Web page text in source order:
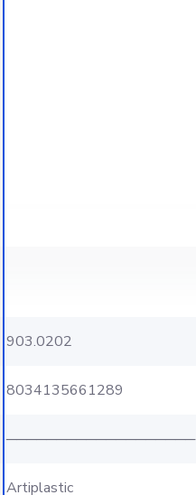
903.0202
8034135661289
───────────────────
Artiplastic